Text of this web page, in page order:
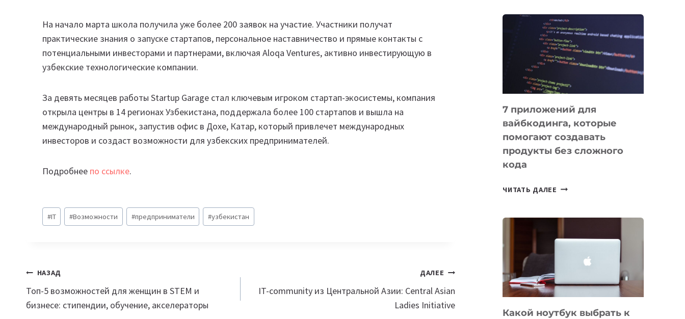
На начало марта школа получила уже более 200 заявок на участие. Участники получат
практические знания о запуске стартапов, персональное наставничество и прямые контакты с
потенциальными инвесторами и партнерами, включая Aloqa Ventures, активно инвестирующую в
узбекские технологические компании.
За девять месяцев работы Startup Garage стал ключевым игроком стартап-экосистемы, компания
открыла центры в 14 регионах Узбекистана, поддержала более 100 стартапов и вышла на
международный рынок, запустив офис в Дохе, Катар, который привлечет международных
инвесторов и создаст возможности для узбекских предпринимателей.
Подробнее по ссылке.
Метки
записи:
#IT #Возможности #предприниматели #узбекистан
Навигация
по
НАЗАД
Топ-5 возможностей для женщин в STEM и
бизнесе: стипендии, обучение, акселераторы
ДАЛЕЕ
IT-community из Центральной Азии: Central Asian
Ladies Initiative
О
ВЕНЧУРНОМ
ФИНАНСИРОВАНИИ
7 приложений для
вайбкодинга, которые
помогают создавать
продукты без сложного
кода
ЧИТАТЬ ДАЛЕЕ 7
КОТОРЫЕ
СОЗДАВАТЬ
БЕЗ
КОДА
Какой ноутбук выбрать к